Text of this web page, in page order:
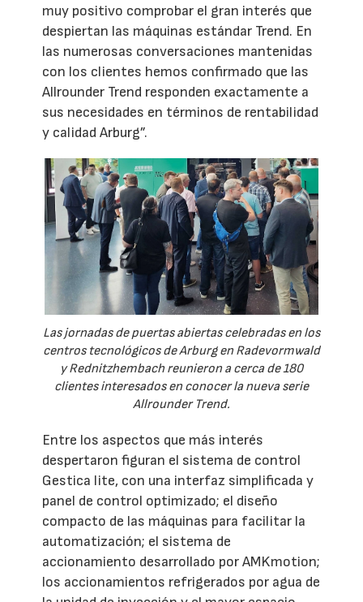
muy positivo comprobar el gran interés que
despiertan las máquinas estándar Trend. En
las numerosas conversaciones mantenidas
con los clientes hemos confirmado que las
Allrounder Trend responden exactamente a
sus necesidades en términos de rentabilidad
y calidad Arburg”.
Las jornadas de puertas abiertas celebradas en los
centros tecnológicos de Arburg en Radevormwald
y Rednitzhembach reunieron a cerca de 180
clientes interesados en conocer la nueva serie
Allrounder Trend.
Entre los aspectos que más interés
despertaron figuran el sistema de control
Gestica lite, con una interfaz simplificada y
panel de control optimizado; el diseño
compacto de las máquinas para facilitar la
automatización; el sistema de
accionamiento desarrollado por AMKmotion;
los accionamientos refrigerados por agua de